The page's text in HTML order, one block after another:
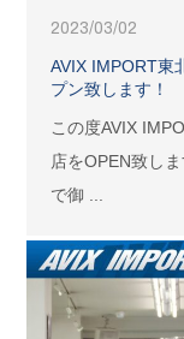
2023/03/02
AVIX IMPORT東
プン致します！
この度AVIX
店をOPEN致し
で御 ...